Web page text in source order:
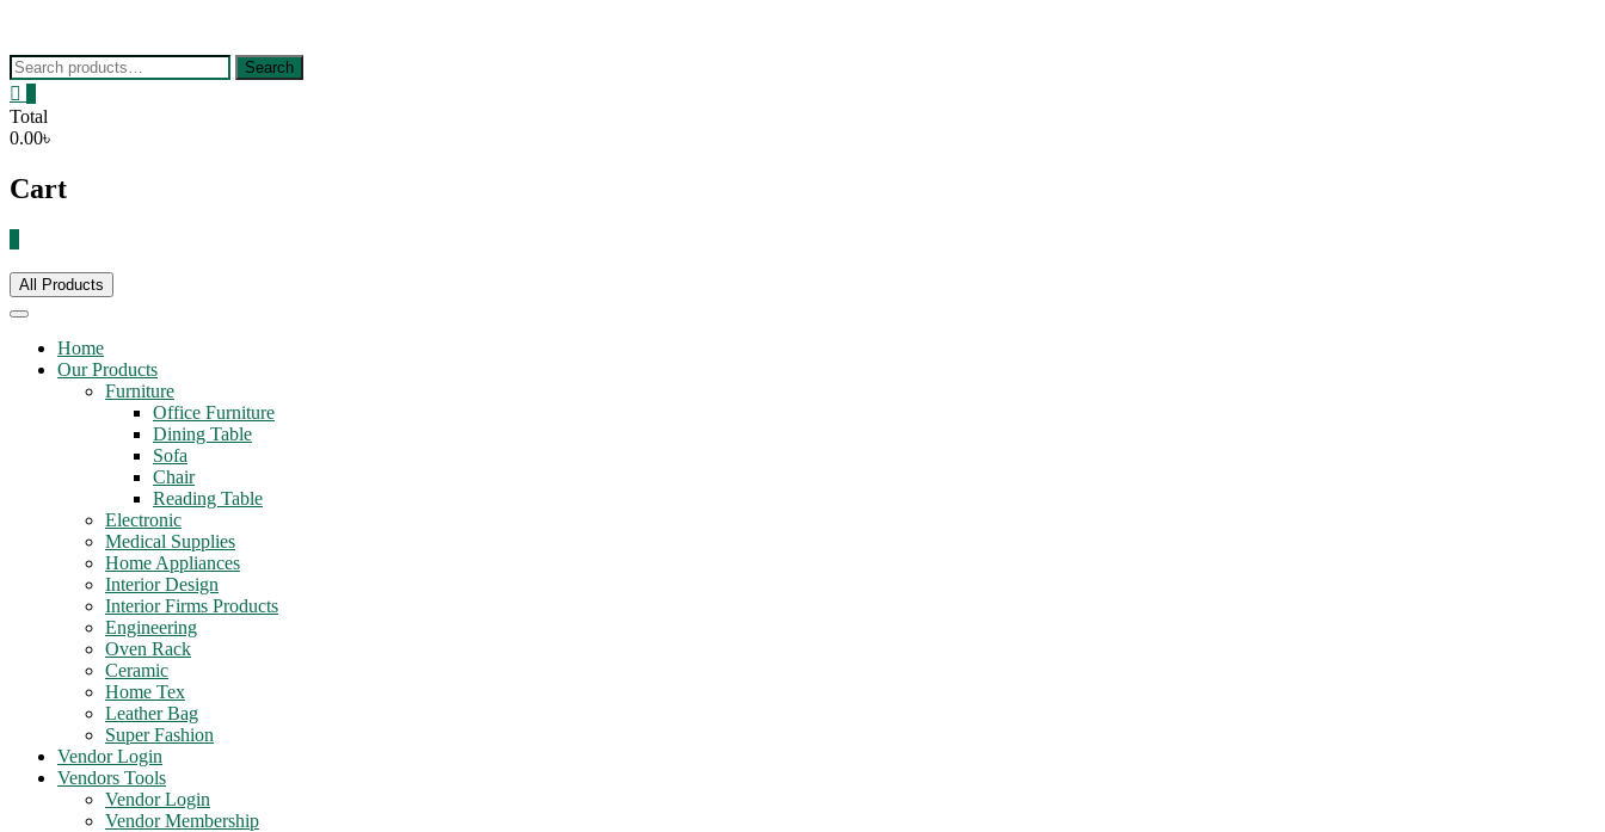
content
Search
for:
Search
Total
0.00৳
Cart
All Products
Home
Our Products
Furniture
Office Furniture
Dining Table
Sofa
Chair
Reading Table
Electronic
Medical Supplies
Home Appliances
Interior Design
Interior Firms Products
Engineering
Oven Rack
Ceramic
Home Tex
Leather Bag
Super Fashion
Vendor Login
Vendors Tools
Vendor Login
Vendor Membership